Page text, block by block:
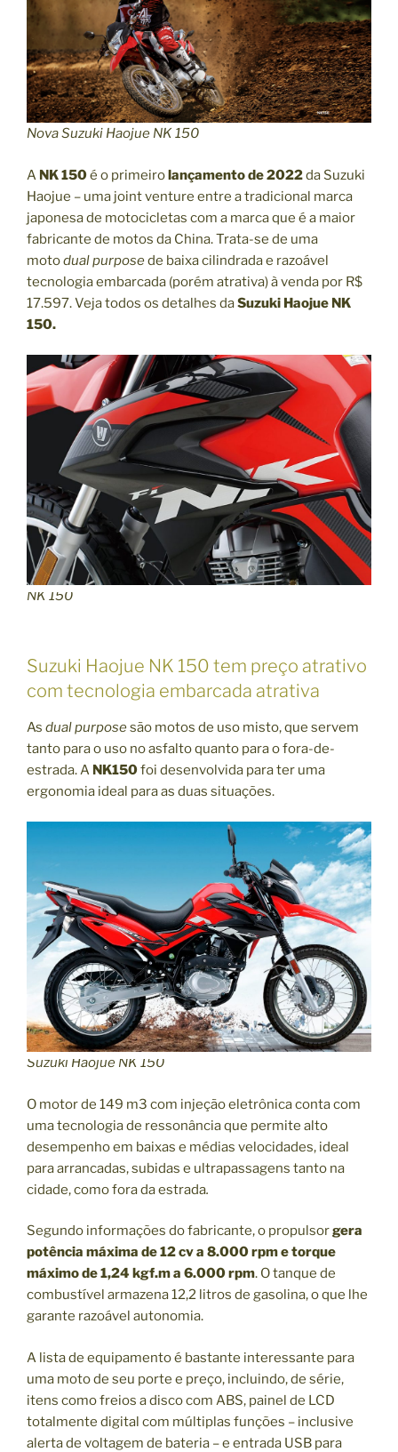
E
N
S
Ã
O
E
M
L
I
E
N
A
Ç
Ã
I
D
C
I
Á
R
I
A
o
f
a
e
r
2
0
2
v
o
g
a
d
o
E
x
Nova Suzuki Haojue NK 150
A NK 150é o primeirolançamento de 2022da Suzuki
Haojue – uma joint venture entre a tradicional marca
japonesa de motocicletas com a marca que é a maior
fabricante de motos da China. Trata-se de uma
motodual purposede baixa cilindrada e razoável
tecnologia embarcada (porém atrativa) à venda por R$
17.597. Veja todos os detalhes daSuzuki Haojue NK
150.
NK 150
Suzuki Haojue NK 150 tem preço atrativo
com tecnologia embarcada atrativa
As dual purposesão motos de uso misto, que servem
tanto para o uso no asfalto quanto para o fora-de-
estrada. A NK150foi desenvolvida para ter uma
ergonomia ideal para as duas situações.
Suzuki Haojue NK 150
O motor de 149 m3 com injeção eletrônica conta com
uma tecnologia de ressonância que permite alto
desempenho em baixas e médias velocidades, ideal
para arrancadas, subidas e ultrapassagens tanto na
cidade, como fora da estrada.
Segundo informações do fabricante, o propulsorgera
potência máxima de 12 cv a 8.000 rpm e torque
máximo de 1,24 kgf.m a 6.000 rpm. O tanque de
combustível armazena 12,2 litros de gasolina, o que lhe
garante razoável autonomia.
A lista de equipamento é bastante interessante para
uma moto de seu porte e preço, incluindo, de série,
itens como freios a disco com ABS, painel de LCD
totalmente digital com múltiplas funções – inclusive
alerta de voltagem de bateria – e entrada USB para